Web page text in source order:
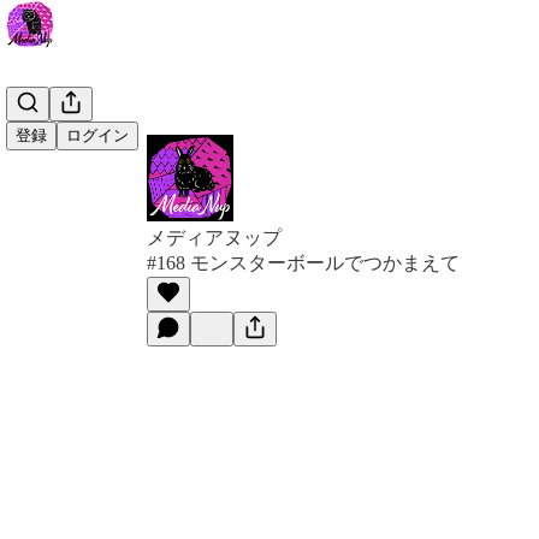
登録 ログイン
メディアヌップ
#168 モンスターボールでつかまえて